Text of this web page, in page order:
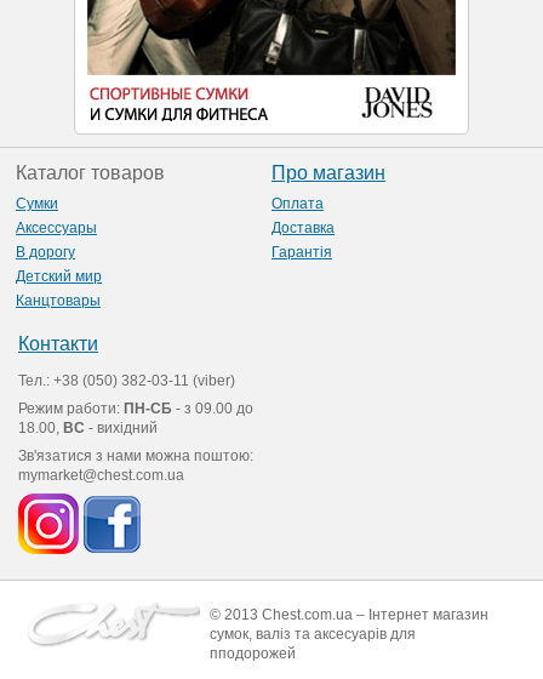
Каталог товаров
Сумки
Аксессуары
В дорогу
Детский мир
Канцтовары
Про магазин
Оплата
Доставка
Гарантія
Контакти
Тел.: +38 (050) 382-03-11 (viber)
Режим работи: ПН-СБ - з 09.00 до
18.00, ВС - вихідний
Зв'язатися з нами можна поштою:
mymarket@chest.com.ua
© 2013 Chest.com.ua – Інтернет магазин
сумок, валіз та аксесуарів для
пподорожей